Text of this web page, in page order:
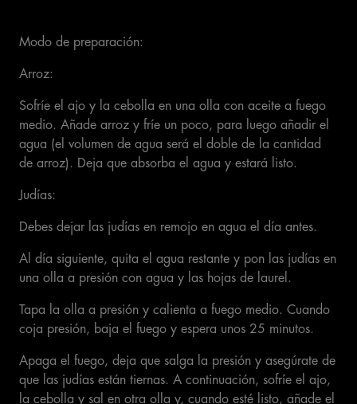
Modo de preparación:
Arroz:
Sofríe el ajo y la cebolla en una olla con aceite a fuego
medio. Añade arroz y fríe un poco, para luego añadir el
agua (el volumen de agua será el doble de la cantidad
de arroz). Deja que absorba el agua y estará listo.
Judías:
Debes dejar las judías en remojo en agua el día antes.
Al día siguiente, quita el agua restante y pon las judías en
una olla a presión con agua y las hojas de laurel.
Tapa la olla a presión y calienta a fuego medio. Cuando
coja presión, baja el fuego y espera unos 25 minutos.
Apaga el fuego, deja que salga la presión y asegúrate de
que las judías están tiernas. A continuación, sofríe el ajo,
la cebolla y sal en otra olla y, cuando esté listo, añade el